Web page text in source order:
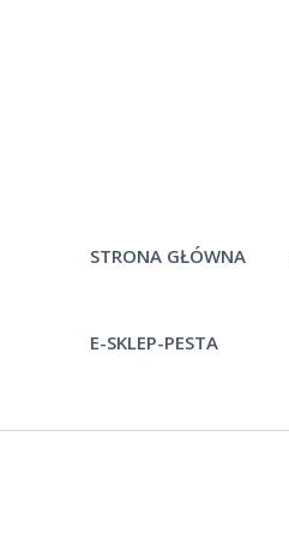
STRONA GŁÓWNA
E-SKLEP-PESTA